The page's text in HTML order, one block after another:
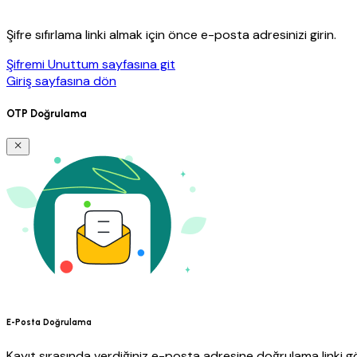
Şifre sıfırlama linki almak için önce e-posta adresinizi girin.
Şifremi Unuttum sayfasına git
Giriş sayfasına dön
OTP Doğrulama
E-Posta Doğrulama